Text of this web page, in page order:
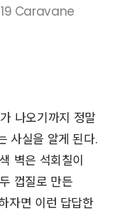
19 Caravane
나오기까지 정말
사실을 알게 된다.
벽은 석회칠이
껍질로 만든
자면 이런 답답한